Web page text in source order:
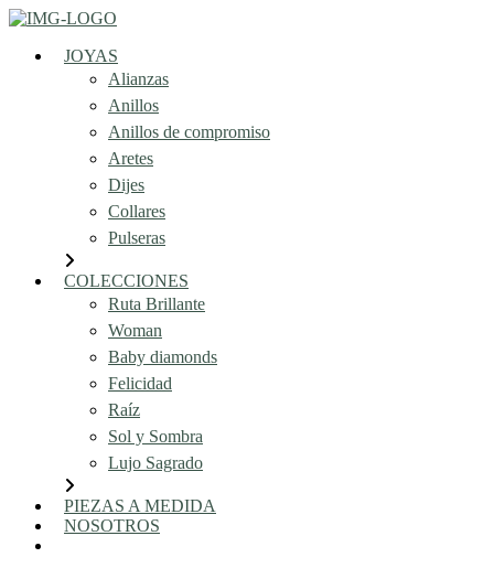
JOYAS
Alianzas
Anillos
Anillos de compromiso
Aretes
Dijes
Collares
Pulseras
COLECCIONES
Ruta Brillante
Woman
Baby diamonds
Felicidad
Raíz
Sol y Sombra
Lujo Sagrado
PIEZAS A MEDIDA
NOSOTROS